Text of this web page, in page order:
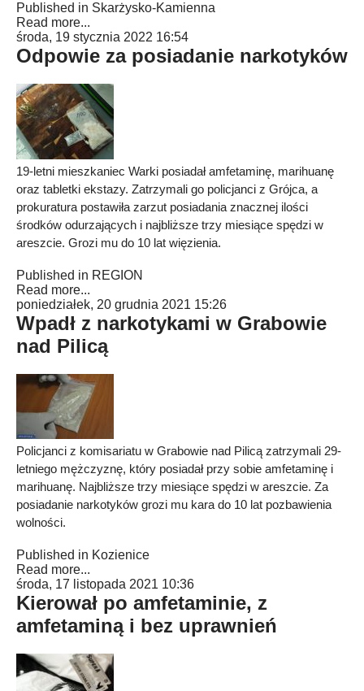
Published in Skarżysko-Kamienna
Read more...
środa, 19 stycznia 2022 16:54
Odpowie za posiadanie narkotyków
19-letni mieszkaniec Warki posiadał amfetaminę, marihuanę
oraz tabletki ekstazy. Zatrzymali go policjanci z Grójca, a
prokuratura postawiła zarzut posiadania znacznej ilości
środków odurzających i najbliższe trzy miesiące spędzi w
areszcie. Grozi mu do 10 lat więzienia.
Published in REGION
Read more...
poniedziałek, 20 grudnia 2021 15:26
Wpadł z narkotykami w Grabowie
nad Pilicą
Policjanci z komisariatu w Grabowie nad Pilicą zatrzymali 29-
letniego mężczyznę, który posiadał przy sobie amfetaminę i
marihuanę. Najbliższe trzy miesiące spędzi w areszcie. Za
posiadanie narkotyków grozi mu kara do 10 lat pozbawienia
wolności.
Published in Kozienice
Read more...
środa, 17 listopada 2021 10:36
Kierował po amfetaminie, z
amfetaminą i bez uprawnień